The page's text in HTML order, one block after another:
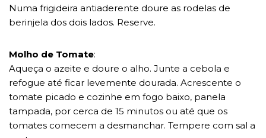
Numa frigideira antiaderente doure as rodelas de
berinjela dos dois lados. Reserve.
Molho de Tomate:
Aqueça o azeite e doure o alho. Junte a cebola e
refogue até ficar levemente dourada. Acrescente o
tomate picado e cozinhe em fogo baixo, panela
tampada, por cerca de 15 minutos ou até que os
tomates comecem a desmanchar. Tempere com sal a